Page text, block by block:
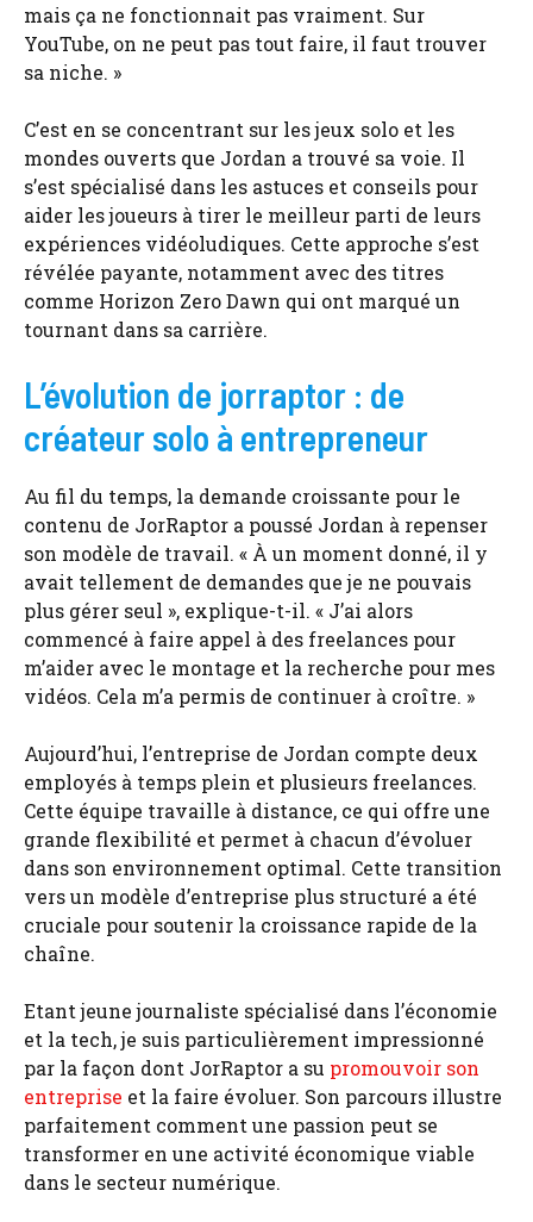
mais ça ne fonctionnait pas vraiment. Sur
YouTube, on ne peut pas tout faire, il faut trouver
sa niche. »
C’est en se concentrant sur les jeux solo et les
mondes ouverts que Jordan a trouvé sa voie. Il
s’est spécialisé dans les astuces et conseils pour
aider les joueurs à tirer le meilleur parti de leurs
expériences vidéoludiques. Cette approche s’est
révélée payante, notamment avec des titres
comme Horizon Zero Dawn qui ont marqué un
tournant dans sa carrière.
L’évolution de jorraptor : de
créateur solo à entrepreneur
Au fil du temps, la demande croissante pour le
contenu de JorRaptor a poussé Jordan à repenser
son modèle de travail. « À un moment donné, il y
avait tellement de demandes que je ne pouvais
plus gérer seul », explique-t-il. « J’ai alors
commencé à faire appel à des freelances pour
m’aider avec le montage et la recherche pour mes
vidéos. Cela m’a permis de continuer à croître. »
Aujourd’hui, l’entreprise de Jordan compte deux
employés à temps plein et plusieurs freelances.
Cette équipe travaille à distance, ce qui offre une
grande flexibilité et permet à chacun d’évoluer
dans son environnement optimal. Cette transition
vers un modèle d’entreprise plus structuré a été
cruciale pour soutenir la croissance rapide de la
chaîne.
Etant jeune journaliste spécialisé dans l’économie
et la tech, je suis particulièrement impressionné
par la façon dont JorRaptor a su promouvoir son
entreprise et la faire évoluer. Son parcours illustre
parfaitement comment une passion peut se
transformer en une activité économique viable
dans le secteur numérique.